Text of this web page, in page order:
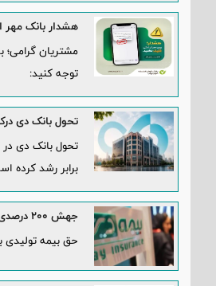
هشدار بانک مهر
مشتریان گرامی؛
توجه کنید:
تحول بانک دی
برابر رشد کرده
جهش ۲۰۰ درصدی حق‌بیمه تولیدی بیمه دی؛ نست خسارت پایین آمد
حق بیمه تولیدی بیمه دی